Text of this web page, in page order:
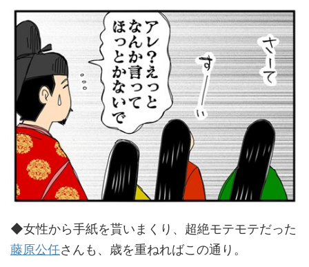
◆女性から手紙を貰いまくり、超絶モテモテだった
藤原公任さんも、歳を重ねればこの通り。